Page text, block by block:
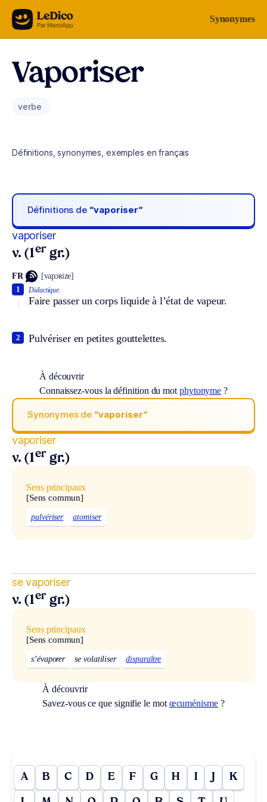
Aller au contenu Synonymes
Vaporiser
verbe
Définitions, synonymes, exemples en français
Définitions de “vaporiser“
vaporiser
v. (1er gr.)
FR [vapɔʀize]
Didactique.
Faire passer un corps liquide à l’état de vapeur.
1
Pulvériser en petites gouttelettes.
2
À découvrir
Connaissez-vous la définition du mot phytonyme ?
Synonymes de “vaporiser“
vaporiser
v. (1er gr.)
Sens principaux
[Sens commun]
pulvériser atomiser
se vaporiser
v. (1er gr.)
Sens principaux
[Sens commun]
s’évaporer se volatiliser disparaître
À découvrir
Savez-vous ce que signifie le mot œcuménisme?
A B C D E F G H I J K